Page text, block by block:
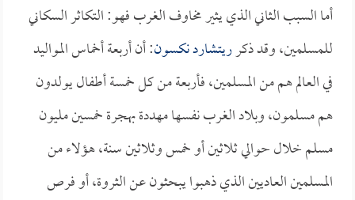
أما السبب الثاني الذي يثير مخاوف الغرب فهو: التكاثر السكاني
للمسلمين، وقد ذكرريتشارد نكسون: أن أربعة أخماس المواليد
في العالم هم من المسلمين، فأربعة من كل خمسة أطفال يولدون
هم مسلمون، وبلاد الغرب نفسها مهددة بهجرة خمسين مليون
مسلم خلال حوالي ثلاثين أو خمس وثلاثين سنة، هؤلاء من
المسلمين العاديين الذي ذهبوا يبحثون عن الثروة، أو فرص